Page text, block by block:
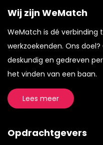
Wij zijn WeMatch
WeMatch is dé verbinding
werkzoekenden. Ons
deskundig en gedreven
het vinden van een baan.
Lees meer
Opdrachtgevers